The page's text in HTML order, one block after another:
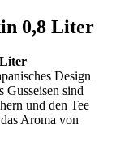
0,8 Liter
Liter
Design
Gusseisen sind
und den Tee
Aroma von